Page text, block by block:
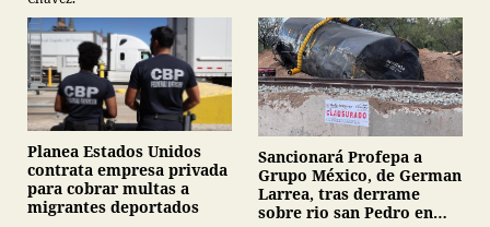
Planea Estados Unidos
contrata empresa privada
para cobrar multas a
migrantes deportados
Sancionará Profepa a
Grupo México, de German
Larrea, tras derrame
sobre rio san Pedro en